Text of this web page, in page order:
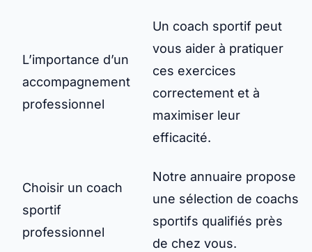
L’importance d’un
accompagnement
professionnel
Un coach sportif peut
vous aider à pratiquer
ces exercices
correctement et à
maximiser leur
efficacité.
Choisir un coach
sportif
professionnel
Notre annuaire propose
une sélection de coachs
sportifs qualifiés près
de chez vous.